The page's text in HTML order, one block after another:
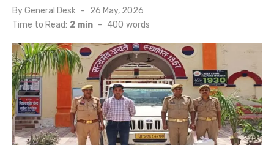
ByGeneral Desk
Posted
on
26 May, 2026
Time to Read: 2 min - 400 words